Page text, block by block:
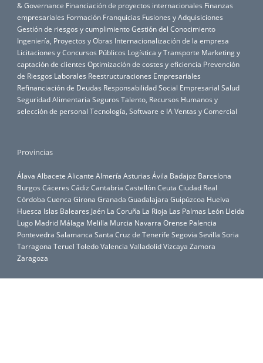
& Governance Financiación de proyectos internacionales Finanzas
empresariales Formación Franquicias Fusiones y Adquisiciones
Gestión de riesgos y cumplimientoGestión del Conocimiento
Ingeniería, Proyectos y Obras Internacionalización de la empresa
Licitaciones y Concursos Públicos Logística y Transporte Marketing y
captación de clientes Optimización de costes y eficiencia Prevención
de Riesgos Laborales Reestructuraciones Empresariales
Refinanciación de Deudas Responsabilidad Social Empresarial Salud
Seguridad Alimentaria Seguros Talento, Recursos Humanos y
selección de personal Tecnología, Software e IAVentas y Comercial
Provincias
Álava Albacete Alicante Almería Asturias Ávila Badajoz Barcelona
Burgos Cáceres Cádiz Cantabria CastellónCeuta Ciudad Real
Córdoba Cuenca Girona Granada Guadalajara Guipúzcoa Huelva
Huesca Islas Baleares Jaén La Coruña La Rioja Las Palmas León Lleida
Lugo Madrid Málaga Melilla Murcia Navarra Orense Palencia
Pontevedra Salamanca Santa Cruz de Tenerife Segovia Sevilla Soria
Tarragona Teruel ToledoValencia ValladolidVizcaya Zamora
Zaragoza